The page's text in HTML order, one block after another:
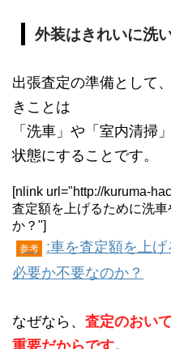
外装はきれいに洗
出張査定の準備として
きことは
「洗車」や「室内清掃
状態にすることです。
[nlink url="http://kuruma-
査定額を上げるために洗
か？"]
参考
:車を査定額を上
必要か不要なのか？
なぜなら、 査定のおい
重要だからです。